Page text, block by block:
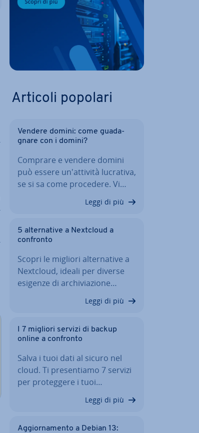
Articoli popolari
Vendere domini: come gua­da­
gna­re con i domini?
Comprare e vendere domini
può essere un'at­ti­vi­tà lucrativa,
se si sa come procedere. Vi…
Leggi di più
5 al­ter­na­ti­ve a Nextcloud a
confronto
Scopri le migliori al­ter­na­ti­ve a
Nextcloud, ideali per diverse
esigenze di ar­chi­via­zio­ne…
Leggi di più
I 7 migliori servizi di backup
online a confronto
Salva i tuoi dati al sicuro nel
cloud. Ti pre­sen­tia­mo 7 servizi
per pro­teg­ge­re i tuoi…
Leggi di più
Ag­gior­na­men­to a Debian 13: